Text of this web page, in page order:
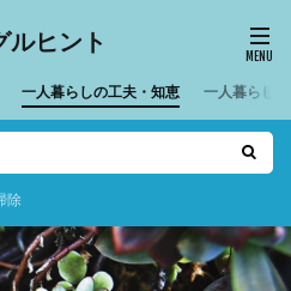
ルヒント
一人暮らしの工夫・知恵 一人暮らし
除